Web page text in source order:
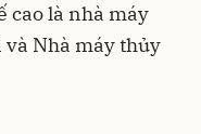
cao là nhà máy
Nhà máy thủy